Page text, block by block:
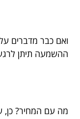
ואם כבר מדברים
ההשמעה תיתן
מה עם המחיר? כן,